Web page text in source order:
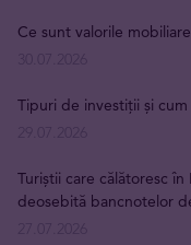
Ce sunt valorile
Tipuri de investiții și cum
Turiștii care călătoresc
deosebită bancnotelor